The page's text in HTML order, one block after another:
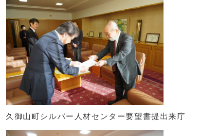
久御山町シルバー人材センター要望書提出来庁